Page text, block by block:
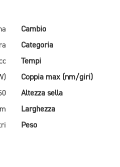
Cambio
Categoria
Tempi
Coppia max (nm/giri)
Altezza sella
Larghezza
Peso